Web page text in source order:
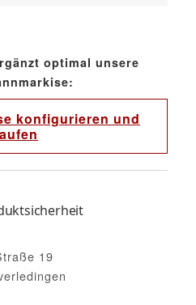
optimal unsere
konfigurieren und
19